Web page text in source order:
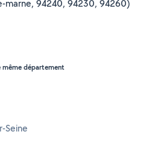
marne, 94240, 94230, 94260)
même département
Seine